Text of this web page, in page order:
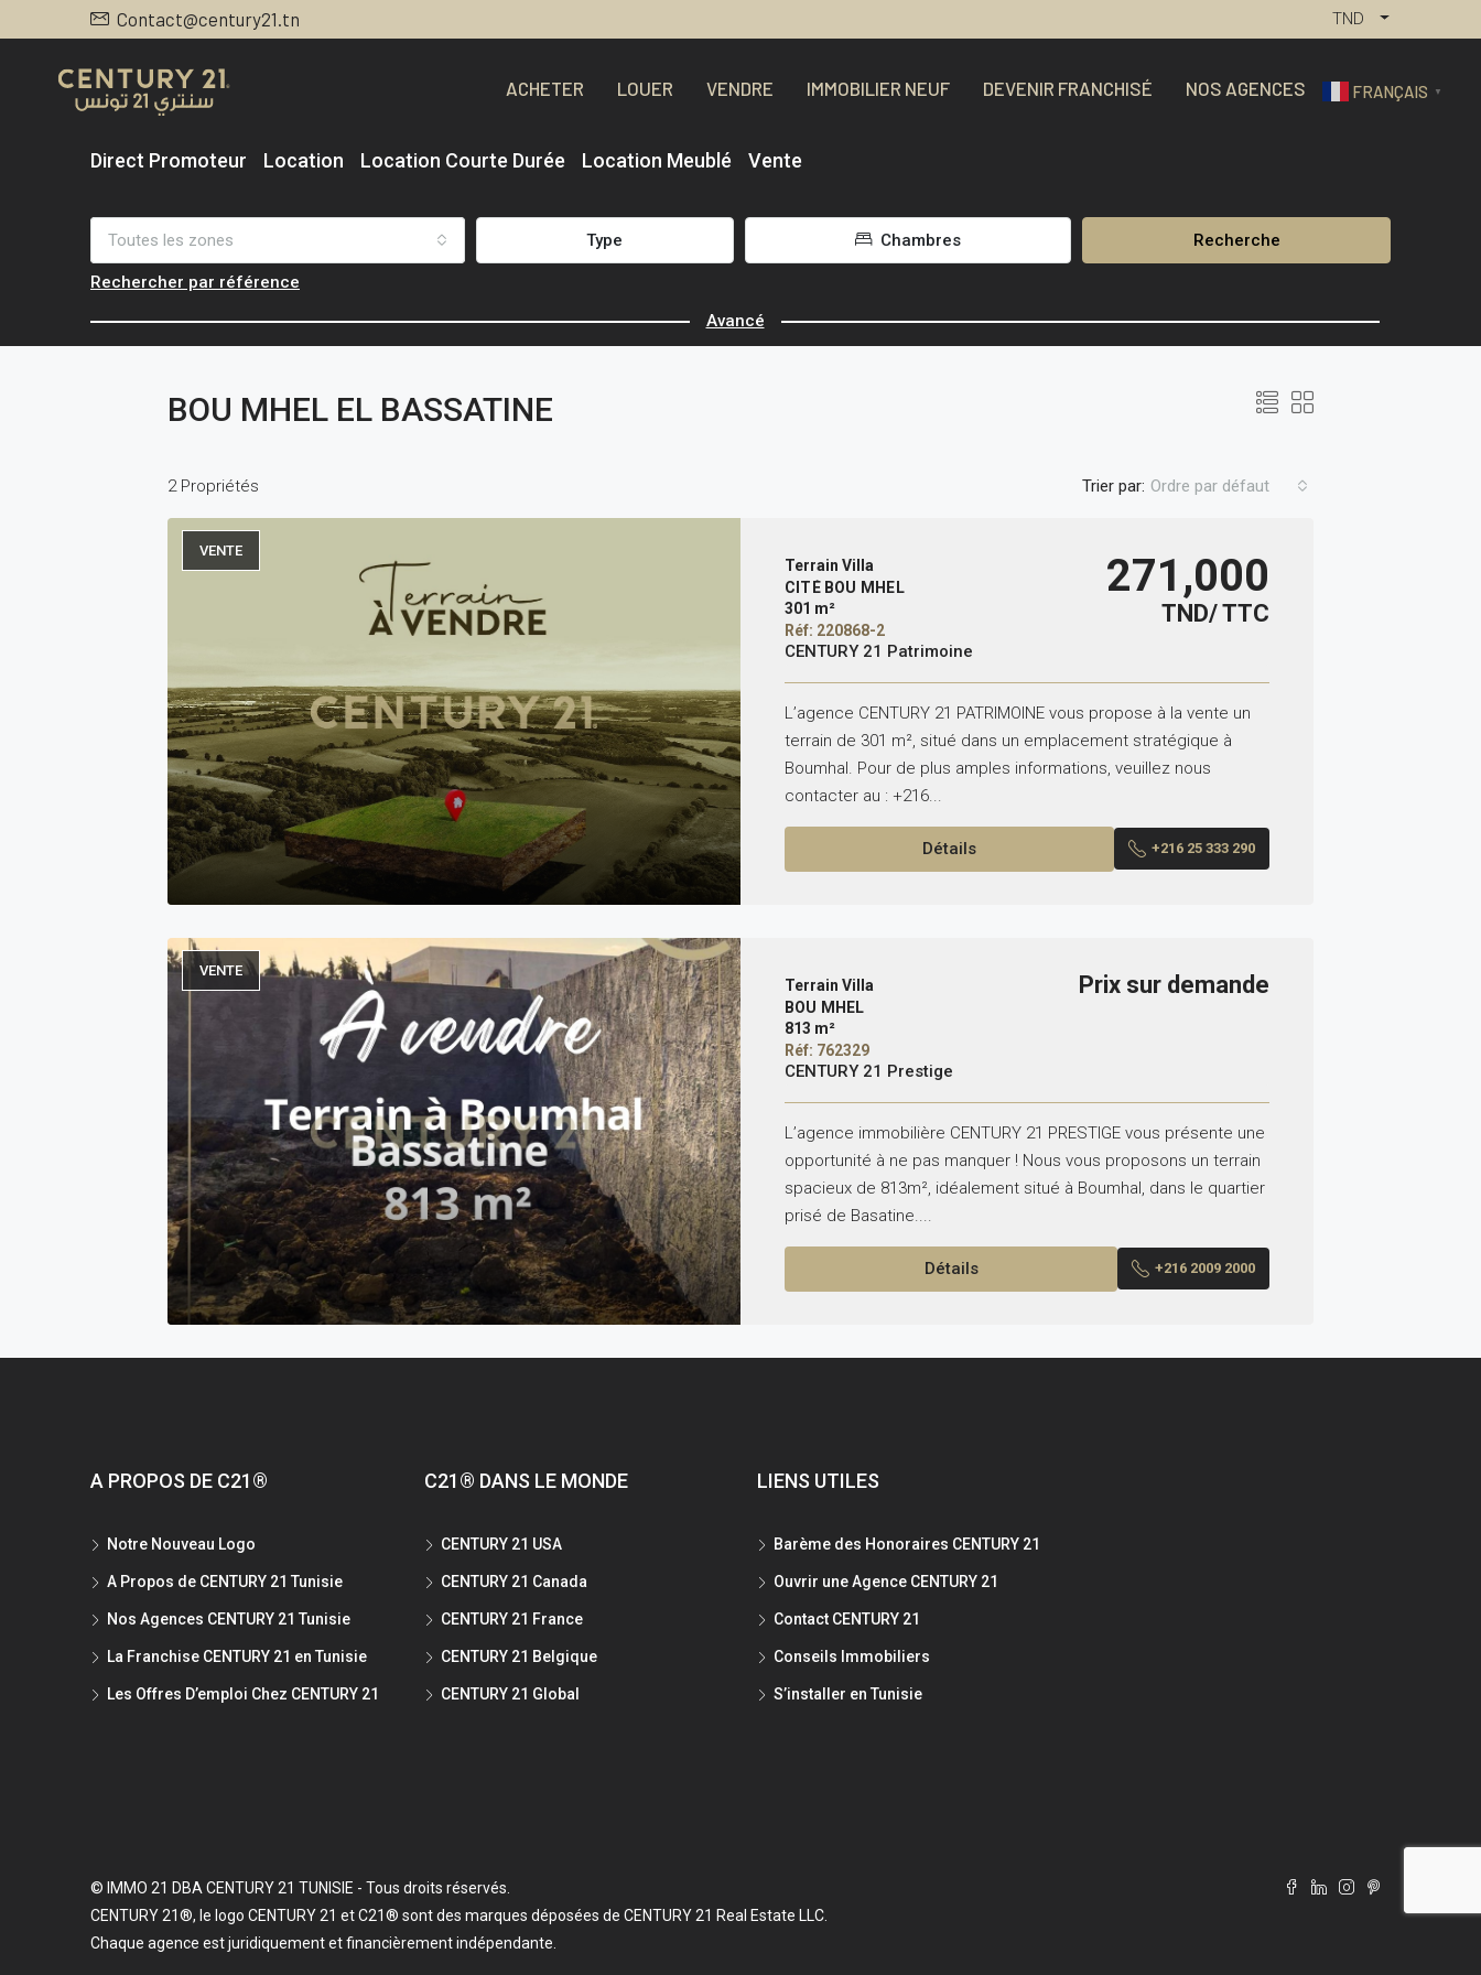
Contact@century21.tn TND
ACHETER LOUER VENDRE IMMOBILIER NEUF DEVENIR FRANCHISÉ NOS AGENCES FRANÇAIS ▼
Direct Promoteur Location Location Courte Durée Location Meublé Vente
Toutes les zones Type Chambres Recherche
Rechercher par référence
Avancé
BOU MHEL EL BASSATINE
2 Propriétés Trier par: Ordre par défaut
VENTE
Terrain Villa
CITÉ BOU MHEL
301 m²
Réf: 220868-2
CENTURY 21 Patrimoine
271,000
TND/ TTC
L’agence CENTURY 21 PATRIMOINE vous propose à la vente un
terrain de 301 m², situé dans un emplacement stratégique à
Boumhal. Pour de plus amples informations, veuillez nous
contacter au : +216...
Détails +216 25 333 290
VENTE
Terrain Villa
BOU MHEL
813 m²
Réf: 762329
CENTURY 21 Prestige
Prix sur demande
L’agence immobilière CENTURY 21 PRESTIGE vous présente une
opportunité à ne pas manquer ! Nous vous proposons un terrain
spacieux de 813m², idéalement situé à Boumhal, dans le quartier
prisé de Basatine....
Détails +216 2009 2000
A PROPOS DE C21®
Notre Nouveau Logo
A Propos de CENTURY 21 Tunisie
Nos Agences CENTURY 21 Tunisie
La Franchise CENTURY 21 en Tunisie
Les Offres D’emploi Chez CENTURY 21
C21® DANS LE MONDE
CENTURY 21 USA
CENTURY 21 Canada
CENTURY 21 France
CENTURY 21 Belgique
CENTURY 21 Global
LIENS UTILES
Barème des Honoraires CENTURY 21
Ouvrir une Agence CENTURY 21
Contact CENTURY 21
Conseils Immobiliers
S’installer en Tunisie
© IMMO 21 DBA CENTURY 21 TUNISIE - Tous droits réservés.
CENTURY 21®, le logo CENTURY 21 et C21® sont des marques déposées de CENTURY 21 Real Estate LLC.
Chaque agence est juridiquement et financièrement indépendante.